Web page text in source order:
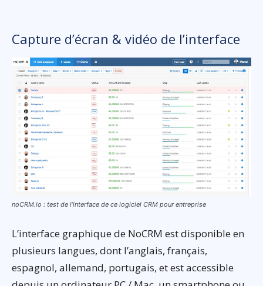
Capture d’écran & vidéo de l’interface
noCRM.io : test de l’interface de ce logiciel CRM pour entreprise
L’interface graphique de NoCRM est disponible en
plusieurs langues, dont l’anglais, français,
espagnol, allemand, portugais, et est accessible